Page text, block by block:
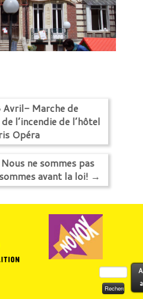
Avril- Marche de
l’incendie de l’hôtel
Opéra
ne sommes pas
avant la loi! →
Rechercher :